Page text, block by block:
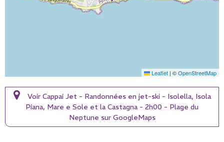
Leaflet | ©OpenStreetMap
Voir Cappai Jet - Randonnées en jet-ski - Isolella, Isola
Piana, Mare e Sole et la Castagna - 2h00 - Plage du
Neptune sur GoogleMaps